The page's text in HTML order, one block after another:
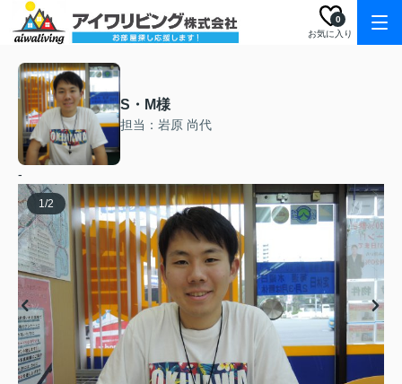
お気に入り
0
S・M様
担当：岩原 尚代
-
1/2